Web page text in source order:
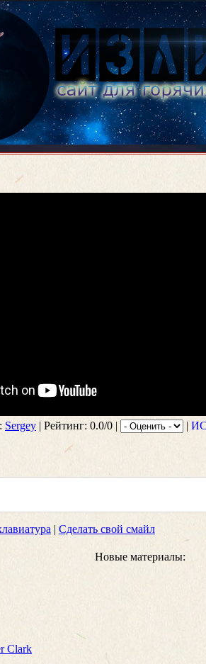
Sergey | Рейтинг: 0.0/0 | |
| Сделать свой смайл
Новые материалы:
Clark